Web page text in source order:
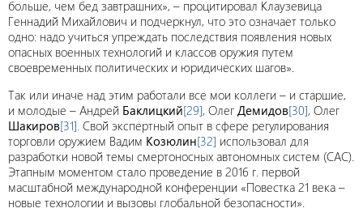
больше, чем бед завтрашних», – процитировал Клаузевица
Геннадий Михайлович и подчеркнул, что это означает только
одно: надо учиться упреждать последствия появления новых
опасных военных технологий и классов оружия путем
своевременных политических и юридических шагов».
Так или иначе над этим работали все мои коллеги – и старшие,
и молодые – Андрей Баклицкий[29], Олег Демидов[30], Олег
Шакиров[31]. Свой экспертный опыт в сфере регулирования
торговли оружием Вадим Козюлин[32] использовал для
разработки новой темы смертоносных автономных систем (САС).
Этапным моментом стало проведение в 2016 г. первой
масштабной международной конференции «Повестка 21 века –
новые технологии и вызовы глобальной безопасности».